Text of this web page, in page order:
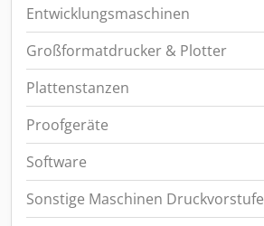
Entwicklungsmaschinen
Großformatdrucker & Plotter
Plattenstanzen
Proofgeräte
Software
Sonstige Maschinen Druckvorstufe